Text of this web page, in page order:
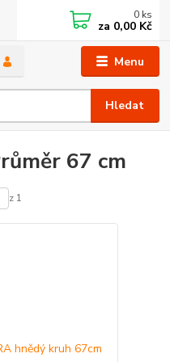
Menu
Hledat
0 ks
za 0,00 Kč
67 cm
z 1